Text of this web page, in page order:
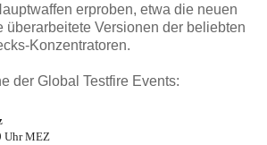
erproben, etwa die neuen
überarbeitete Versionen der beliebten
Konzentratoren.
der Global Testfire Events:
Uhr MEZ